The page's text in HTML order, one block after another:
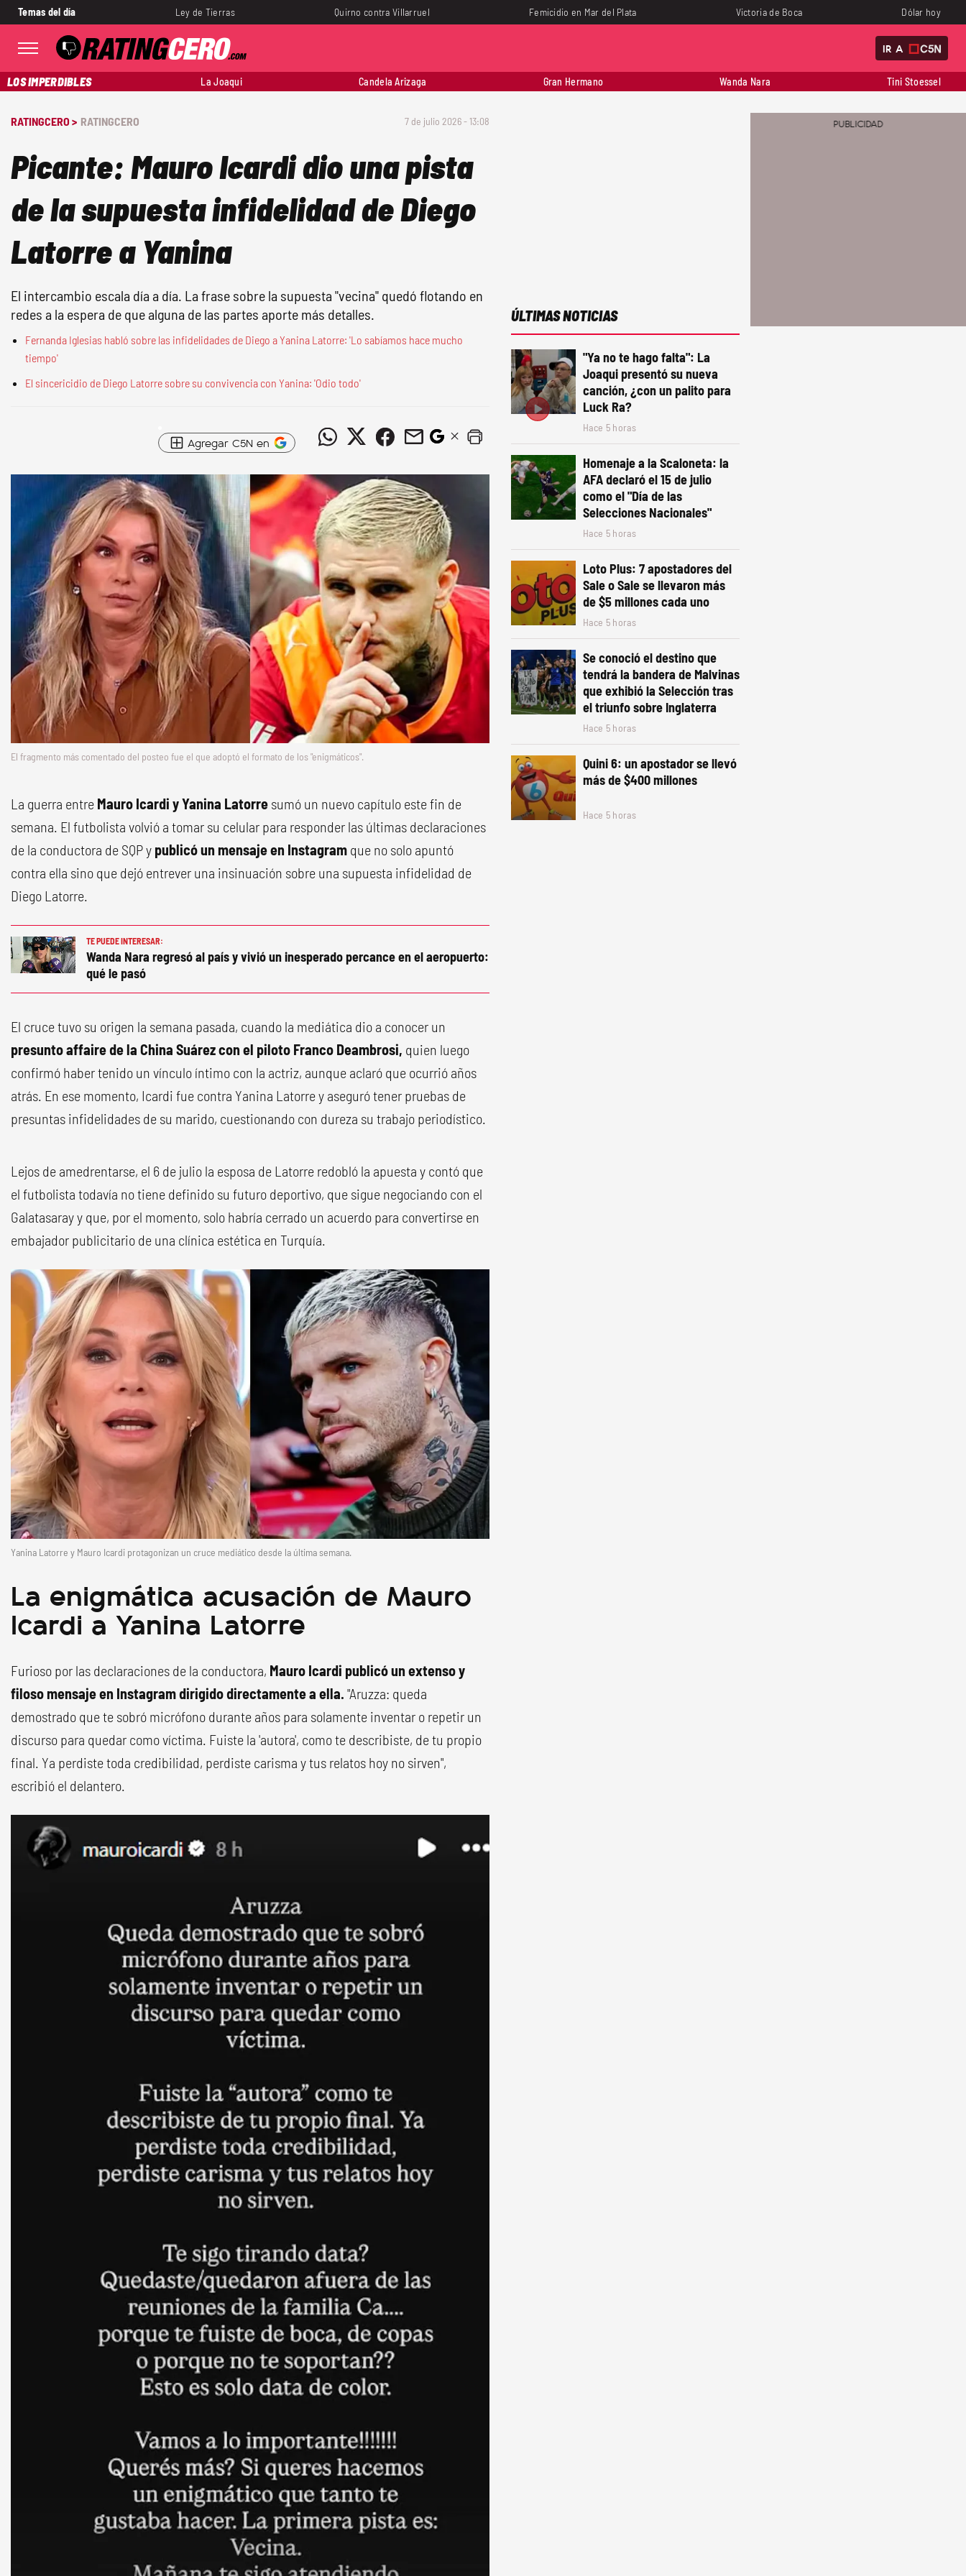
Temas del día Ley de Tierras Quirno contra Villarruel Femicidio en Mar del Plata Victoria de Boca Dólar hoy
IR A
LOS IMPERDIBLES La Joaqui Candela Arizaga Gran Hermano Wanda Nara Tini Stoessel
RATINGCERO > RATINGCERO 7 de julio 2026 - 13:08
Picante: Mauro Icardi dio una pista
de la supuesta infidelidad de Diego
Latorre a Yanina
El intercambio escala día a día. La frase sobre la supuesta "vecina" quedó flotando en
redes a la espera de que alguna de las partes aporte más detalles.
Fernanda Iglesias habló sobre las infidelidades de Diego a Yanina Latorre: 'Lo sabíamos hace mucho
tiempo'
El sincericidio de Diego Latorre sobre su convivencia con Yanina: 'Odio todo'
Agregar C5N en
El fragmento más comentado del posteo fue el que adoptó el formato de los "enigmáticos".
La guerra entre Mauro Icardi y Yanina Latorre sumó un nuevo capítulo este fin de
semana. El futbolista volvió a tomar su celular para responder las últimas declaraciones
de la conductora de SQP y publicó un mensaje en Instagram que no solo apuntó
contra ella sino que dejó entrever una insinuación sobre una supuesta infidelidad de
Diego Latorre.
TE PUEDE INTERESAR:
Wanda Nara regresó al país y vivió un inesperado percance en el aeropuerto:
qué le pasó
El cruce tuvo su origen la semana pasada, cuando la mediática dio a conocer un
presunto affaire de la China Suárez con el piloto Franco Deambrosi, quien luego
confirmó haber tenido un vínculo íntimo con la actriz, aunque aclaró que ocurrió años
atrás. En ese momento, Icardi fue contra Yanina Latorre y aseguró tener pruebas de
presuntas infidelidades de su marido, cuestionando con dureza su trabajo periodístico.
Lejos de amedrentarse, el 6 de julio la esposa de Latorre redobló la apuesta y contó que
el futbolista todavía no tiene definido su futuro deportivo, que sigue negociando con el
Galatasaray y que, por el momento, solo habría cerrado un acuerdo para convertirse en
embajador publicitario de una clínica estética en Turquía.
Yanina Latorre y Mauro Icardi protagonizan un cruce mediático desde la última semana.
La enigmática acusación de Mauro
Icardi a Yanina Latorre
Furioso por las declaraciones de la conductora, Mauro Icardi publicó un extenso y
filoso mensaje en Instagram dirigido directamente a ella. "Aruzza: queda
demostrado que te sobró micrófono durante años para solamente inventar o repetir un
discurso para quedar como víctima. Fuiste la 'autora', como te describiste, de tu propio
final. Ya perdiste toda credibilidad, perdiste carisma y tus relatos hoy no sirven",
escribió el delantero.
ÚLTIMAS NOTICIAS
"Ya no te hago falta": La
Joaqui presentó su nueva
canción, ¿con un palito para
Luck Ra?
Hace 5 horas
Homenaje a la Scaloneta: la
AFA declaró el 15 de julio
como el "Día de las
Selecciones Nacionales"
Hace 5 horas
Loto Plus: 7 apostadores del
Sale o Sale se llevaron más
de $5 millones cada uno
Hace 5 horas
Se conoció el destino que
tendrá la bandera de Malvinas
que exhibió la Selección tras
el triunfo sobre Inglaterra
Hace 5 horas
Quini 6: un apostador se llevó
más de $400 millones
Hace 5 horas